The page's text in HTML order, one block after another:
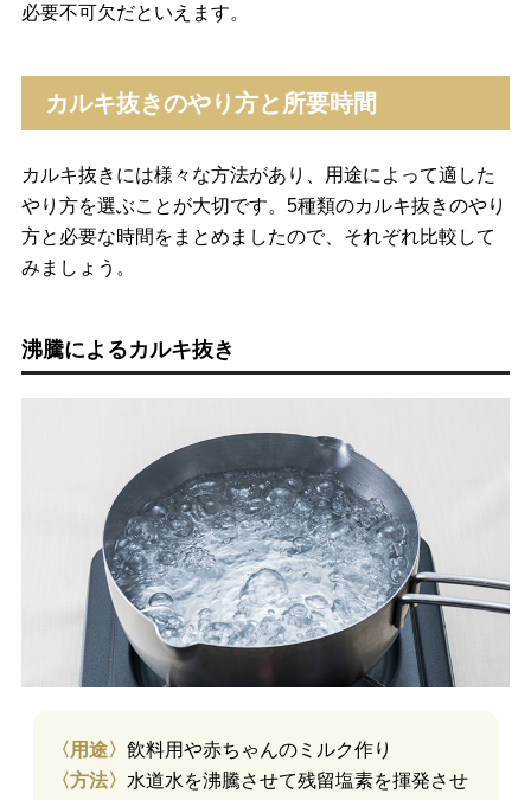
必要不可欠だといえます。
カルキ抜きのやり方と所要時間
カルキ抜きには様々な方法があり、用途によって適した
やり方を選ぶことが大切です。5種類のカルキ抜きのやり
方と必要な時間をまとめましたので、それぞれ比較して
みましょう。
沸騰によるカルキ抜き
〈用途〉 飲料用や赤ちゃんのミルク作り
〈方法〉 水道水を沸騰させて残留塩素を揮発させ